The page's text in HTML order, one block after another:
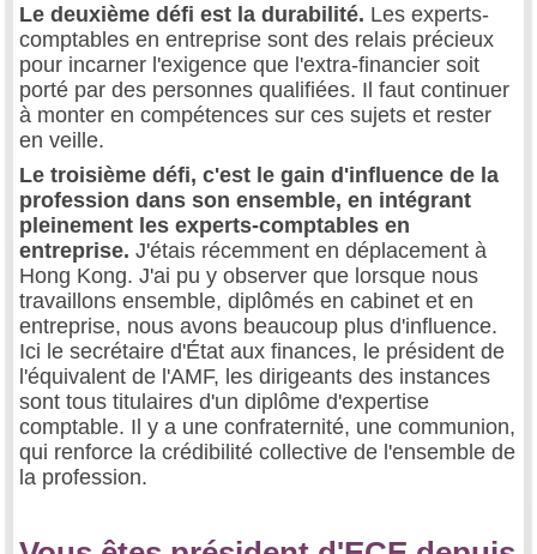
Le deuxième défi est la durabilité. Les experts-
comptables en entreprise sont des relais précieux
pour incarner l'exigence que l'extra-financier soit
porté par des personnes qualifiées. Il faut continuer
à monter en compétences sur ces sujets et rester
en veille.
Le troisième défi, c'est le gain d'influence de la
profession dans son ensemble, en intégrant
pleinement les experts-comptables en
entreprise. J'étais récemment en déplacement à
Hong Kong. J'ai pu y observer que lorsque nous
travaillons ensemble, diplômés en cabinet et en
entreprise, nous avons beaucoup plus d'influence.
Ici le secrétaire d'État aux finances, le président de
l'équivalent de l'AMF, les dirigeants des instances
sont tous titulaires d'un diplôme d'expertise
comptable. Il y a une confraternité, une communion,
qui renforce la crédibilité collective de l'ensemble de
la profession.